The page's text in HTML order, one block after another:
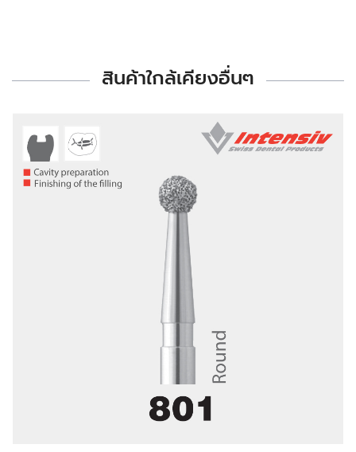
สินค้าใกล้เคียงอื่นๆ